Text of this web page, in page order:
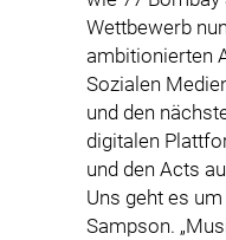
Wettbewerb
ambitionierten
Sozialen
und den
digitalen
und den Acts
Uns geht es
Sampson.